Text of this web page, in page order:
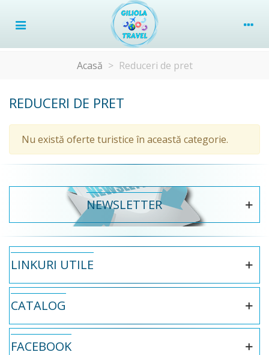
Acasă > Reduceri de pret
REDUCERI DE PRET
Nu există oferte turistice în această categorie.
NEWSLETTER
LINKURI UTILE
CATALOG
FACEBOOK